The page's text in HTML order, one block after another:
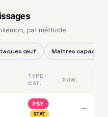
par méthode.
œuf Maîtres capacités
TYPE ·
CAT.
POW.
PSY
STAT
—